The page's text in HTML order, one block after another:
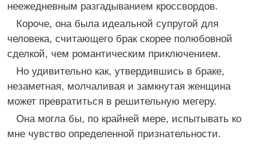
неежедневным разгадыванием кроссвордов.
Короче, она была идеальной супругой для
человека, считающего брак скорее полюбовной
сделкой, чем романтическим приключением.
Но удивительно как, утвердившись в браке,
незаметная, молчаливая и замкнутая женщина
может превратиться в решительную мегеру.
Она могла бы, по крайней мере, испытывать ко
мне чувство определенной признательности.